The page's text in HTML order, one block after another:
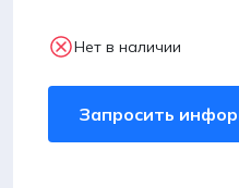
Нет в наличии
Запросить